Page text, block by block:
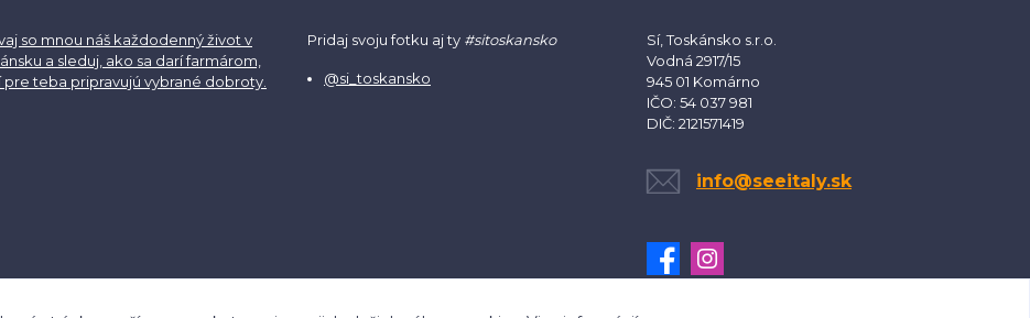
so mnou náš každodenný život v
a sleduj, ako sa darí farmárom,
pre teba pripravujú vybrané dobroty.
Pridaj svoju fotku aj ty #sitoskansko
@si_toskansko
Sí, Toskánsko s.r.o.
Vodná 2917/15
945 01 Komárno
IČO: 54 037 981
DIČ: 2121571419
info@seeitaly.sk